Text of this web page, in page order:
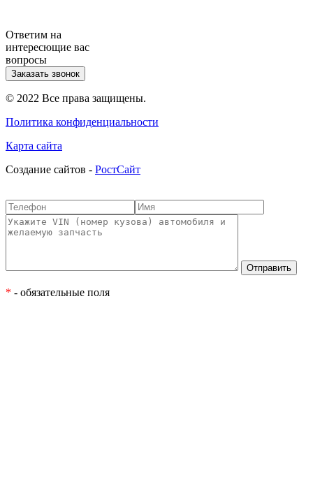
Ответим на
интересющие вас
вопросы
Заказать звонок
© 2022 Все права защищены.
Политика конфиденциальности
Карта сайта
Cоздание сайтов - РостСайт
* - обязательные поля